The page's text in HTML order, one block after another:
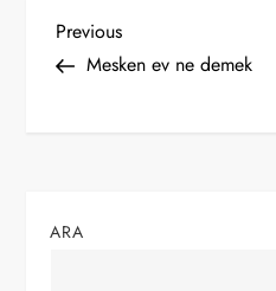
Y
Previous
Post
Previous
Mesken ev ne demek
ARA